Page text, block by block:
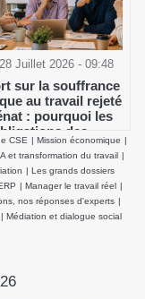
Juillet 2026 - 09:48
sur la souffrance
au travail rejeté
: pourquoi les
des
et du CSE
inchangées
CSE | Mission économique |
et transformation du travail |
| Les grands dossiers
| Manager le travail réel |
nos réponses d'experts |
| Médiation et dialogue social